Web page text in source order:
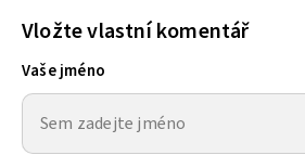
Vložte vlastní komentář
Vaše jméno